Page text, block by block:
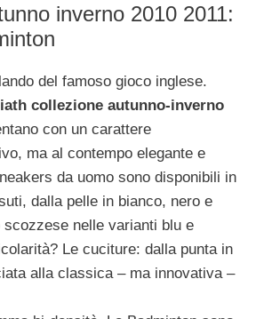
inverno 2010 2011:
del famoso gioco inglese.
collezione autunno-inverno
con un carattere
ma al contempo elegante e
da uomo sono disponibili in
dalla pelle in bianco, nero e
nelle varianti blu e
Le cuciture: dalla punta in
alla classica – ma innovativa –